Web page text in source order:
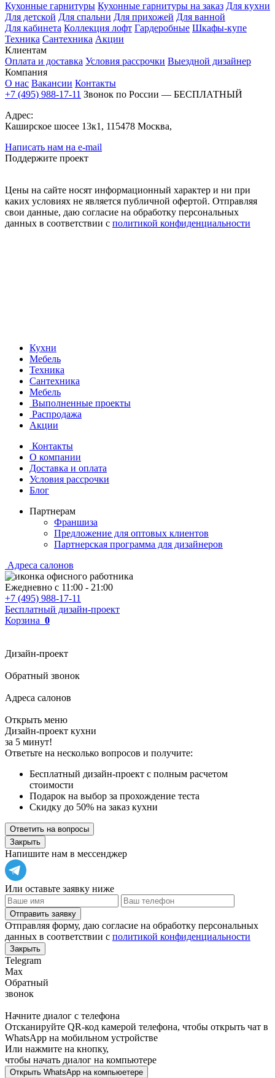
Кухонные гарнитуры Кухонные гарнитуры на заказ Для кухни
Для детской Для спальни Для прихожей Для ванной
Для кабинета Коллекция лофт Гардеробные Шкафы-купе
Техника Сантехника Акции
Клиентам
Оплата и доставка Условия рассрочки Выездной дизайнер
Компания
О нас Вакансии Контакты
+7 (495) 988-17-11 Звонок по России — БЕСПЛАТНЫЙ
Адрес:
Каширское шосее 13к1, 115478 Москва,
Написать нам на e-mail
Поддержите проект
Цены на сайте носят информационный характер и ни при
каких условиях не является публичной офертой. Отправляя
свои данные, даю согласие на обработку персональных
данных в соответствии с политикой конфиденциальности
Кухни
Мебель
Техника
Сантехника
Мебель
Выполненные проекты
Распродажа
Акции
Контакты
О компании
Доставка и оплата
Условия рассрочки
Блог
Партнерам
Франшиза
Предложение для оптовых клиентов
Партнерская программа для дизайнеров
Адреса салонов
Ежедневно с 11:00 - 21:00
+7 (495) 988-17-11
Бесплатный дизайн-проект
Корзина 0
Дизайн-проект
Обратный звонок
Адреса салонов
Открыть меню
Дизайн-проект кухни
за 5 минут!
Ответьте на несколько вопросов и получите:
Бесплатный дизайн-проект с полным расчетом
стоимости
Подарок на выбор за прохождение теста
Скидку до 50% на заказ кухни
Ответить на вопросы
Закрыть
Напишите нам в мессенджер
Или оставьте заявку ниже
Отправить заявку
Отправляя форму, даю согласие на обработку персональных
данных в соответствии с политикой конфиденциальности
Закрыть
Telegram
Max
Обратный
звонок
Начните диалог с телефона
Отсканируйте QR-код камерой телефона, чтобы открыть чат в
WhatsApp на мобильном устройстве
Или нажмите на кнопку,
чтобы начать диалог на компьютере
Открыть WhatsApp на компьюетере